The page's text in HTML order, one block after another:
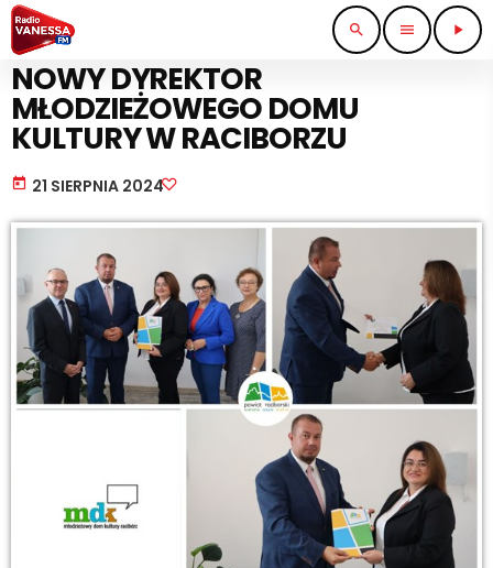
search menu play_arrow
KULTURA I ROZRYWKA
NOWY DYREKTOR
MŁODZIEŻOWEGO DOMU
KULTURY W RACIBORZU
today 21 SIERPNIA 2024